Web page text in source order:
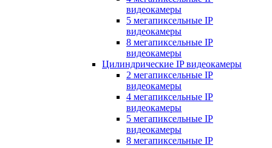
видеокамеры
5 мегапиксельные IP
видеокамеры
8 мегапиксельные IP
видеокамеры
Цилиндрические IP видеокамеры
2 мегапиксельные IP
видеокамеры
4 мегапиксельные IP
видеокамеры
5 мегапиксельные IP
видеокамеры
8 мегапиксельные IP